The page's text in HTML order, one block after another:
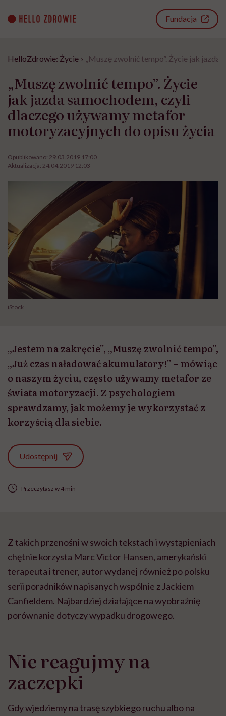
content
Fundacja
HelloZdrowie: Życie › „Muszę zwolnić tempo”. Życie jak
„Muszę zwolnić tempo”. Życie
jak jazda samochodem, czyli
dlaczego używamy metafor
motoryzacyjnych do opisu życia
Opublikowano: 29.03.2019 17:00
Aktualizacja: 24.04.2019 12:03
iStock
„Jestem na zakręcie”, „Muszę zwolnić tempo”,
„Już czas naładować akumulatory!” – mówiąc
o naszym życiu, często używamy metafor ze
świata motoryzacji. Z psychologiem
sprawdzamy, jak możemy je wykorzystać z
korzyścią dla siebie.
Udostępnij
Przeczytasz w 4 min
Z takich przenośni w swoich tekstach i wystąpieniach
chętnie korzysta Marc Victor Hansen, amerykański
terapeuta i trener, autor wydanej również po polsku
serii poradników napisanych wspólnie z Jackiem
Canfieldem. Najbardziej działające na wyobraźnię
porównanie dotyczy wypadku drogowego.
Nie reagujmy na
zaczepki
Gdy wjedziemy na trasę szybkiego ruchu albo na